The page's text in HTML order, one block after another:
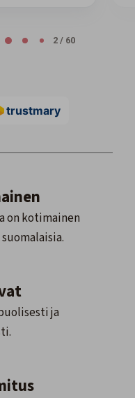
2 / 60
trustmary
on kotimainen
ja